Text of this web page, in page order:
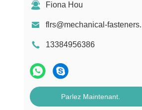
Fiona Hou
13384956386
Parlez Maintenant.